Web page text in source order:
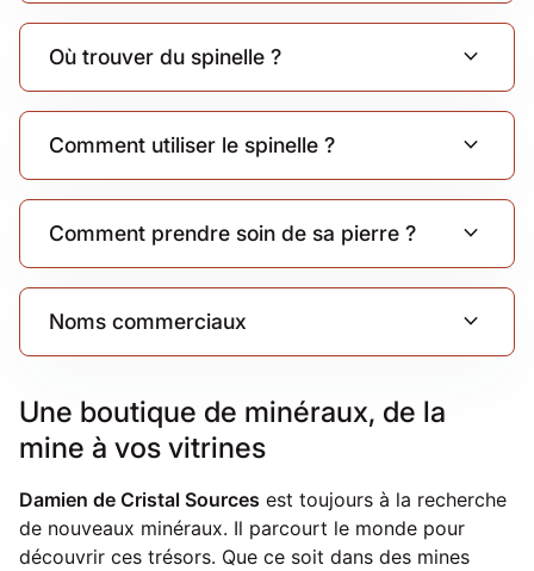
Où trouver du spinelle ? expand_more
Comment utiliser le spinelle ? expand_more
Comment prendre soin de sa pierre ? expand_more
Noms commerciaux expand_more
Une boutique de minéraux, de la
mine à vos vitrines
Damien de Cristal Sources est toujours à la recherche
de nouveaux minéraux. Il parcourt le monde pour
découvrir ces trésors. Que ce soit dans des mines